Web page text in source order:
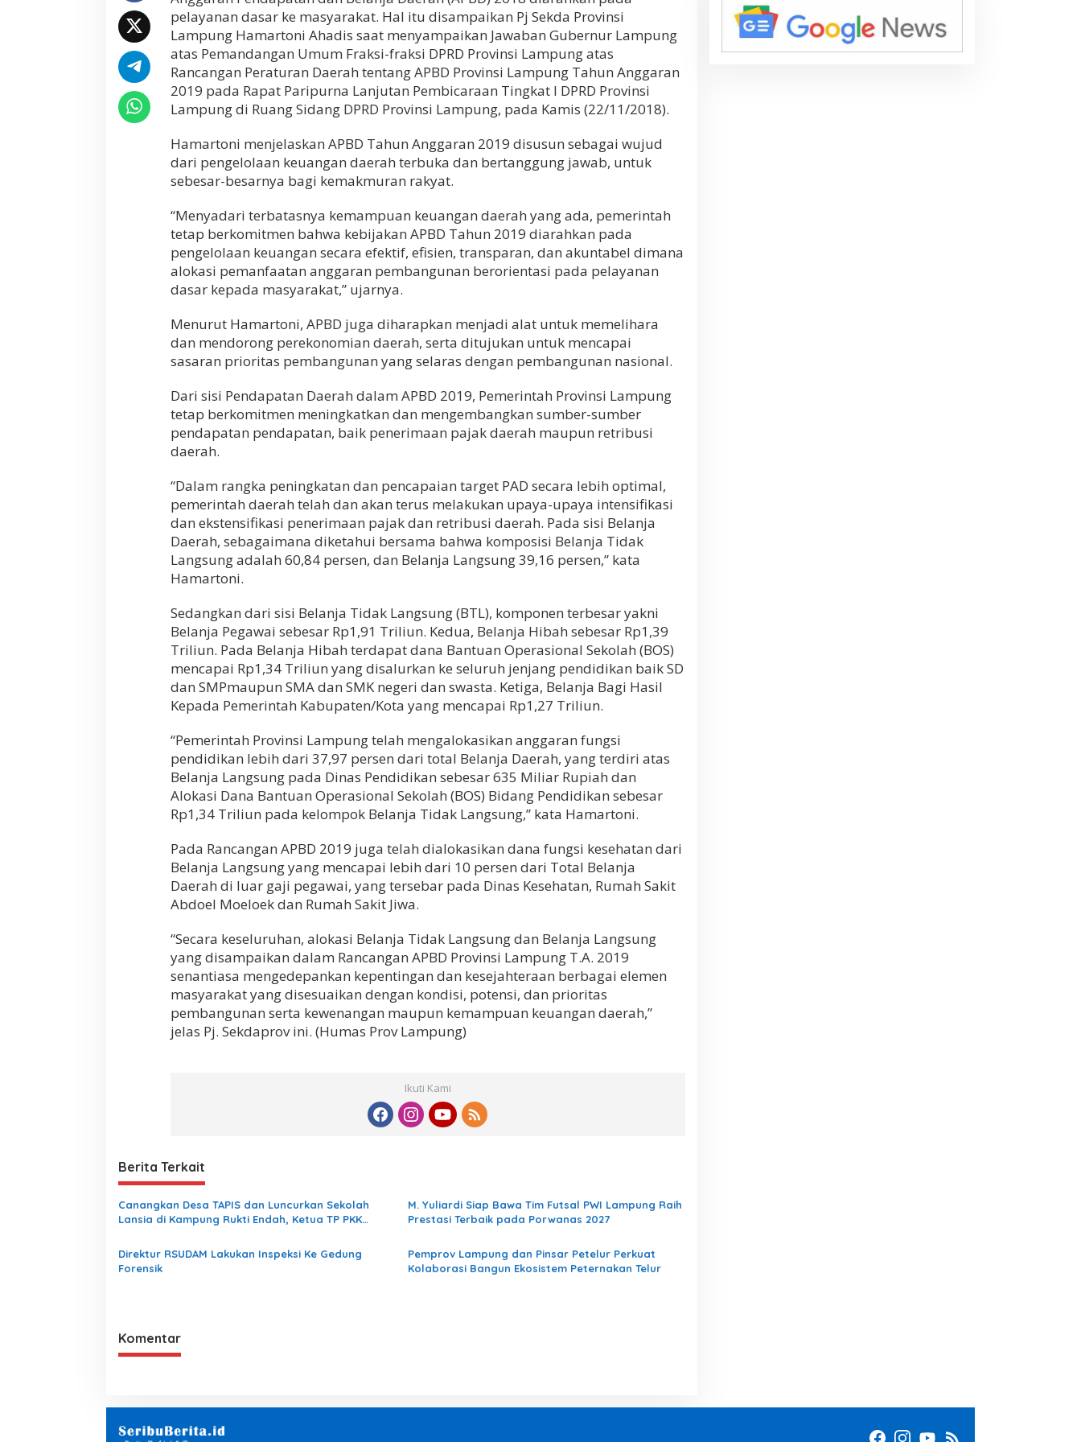
y
a
n
a
n
D
s
a
r
k
p
a
d
a
M
a
a
r
a
a
t
pelayanan dasar ke masyarakat. Hal itu disampaikan Pj Sekda Provinsi
Lampung Hamartoni Ahadis saat menyampaikan Jawaban Gubernur Lampung
atas Pemandangan Umum Fraksi-fraksi DPRD Provinsi Lampung atas
Rancangan Peraturan Daerah tentang APBD Provinsi Lampung Tahun Anggaran
2019 pada Rapat Paripurna Lanjutan Pembicaraan Tingkat I DPRD Provinsi
Lampung di Ruang Sidang DPRD Provinsi Lampung, pada Kamis (22/11/2018).
Hamartoni menjelaskan APBD Tahun Anggaran 2019 disusun sebagai wujud
dari pengelolaan keuangan daerah terbuka dan bertanggung jawab, untuk
sebesar-besarnya bagi kemakmuran rakyat.
“Menyadari terbatasnya kemampuan keuangan daerah yang ada, pemerintah
tetap berkomitmen bahwa kebijakan APBD Tahun 2019 diarahkan pada
pengelolaan keuangan secara efektif, efisien, transparan, dan akuntabel dimana
alokasi pemanfaatan anggaran pembangunan berorientasi pada pelayanan
dasar kepada masyarakat,” ujarnya.
Menurut Hamartoni, APBD juga diharapkan menjadi alat untuk memelihara
dan mendorong perekonomian daerah, serta ditujukan untuk mencapai
sasaran prioritas pembangunan yang selaras dengan pembangunan nasional.
Dari sisi Pendapatan Daerah dalam APBD 2019, Pemerintah Provinsi Lampung
tetap berkomitmen meningkatkan dan mengembangkan sumber-sumber
pendapatan pendapatan, baik penerimaan pajak daerah maupun retribusi
daerah.
“Dalam rangka peningkatan dan pencapaian target PAD secara lebih optimal,
pemerintah daerah telah dan akan terus melakukan upaya-upaya intensifikasi
dan ekstensifikasi penerimaan pajak dan retribusi daerah. Pada sisi Belanja
Daerah, sebagaimana diketahui bersama bahwa komposisi Belanja Tidak
Langsung adalah 60,84 persen, dan Belanja Langsung 39,16 persen,” kata
Hamartoni.
Sedangkan dari sisi Belanja Tidak Langsung (BTL), komponen terbesar yakni
Belanja Pegawai sebesar Rp1,91 Triliun. Kedua, Belanja Hibah sebesar Rp1,39
Triliun. Pada Belanja Hibah terdapat dana Bantuan Operasional Sekolah (BOS)
mencapai Rp1,34 Triliun yang disalurkan ke seluruh jenjang pendidikan baik SD
dan SMPmaupun SMA dan SMK negeri dan swasta. Ketiga, Belanja Bagi Hasil
Kepada Pemerintah Kabupaten/Kota yang mencapai Rp1,27 Triliun.
“Pemerintah Provinsi Lampung telah mengalokasikan anggaran fungsi
pendidikan lebih dari 37,97 persen dari total Belanja Daerah, yang terdiri atas
Belanja Langsung pada Dinas Pendidikan sebesar 635 Miliar Rupiah dan
Alokasi Dana Bantuan Operasional Sekolah (BOS) Bidang Pendidikan sebesar
Rp1,34 Triliun pada kelompok Belanja Tidak Langsung,” kata Hamartoni.
Pada Rancangan APBD 2019 juga telah dialokasikan dana fungsi kesehatan dari
Belanja Langsung yang mencapai lebih dari 10 persen dari Total Belanja
Daerah di luar gaji pegawai, yang tersebar pada Dinas Kesehatan, Rumah Sakit
Abdoel Moeloek dan Rumah Sakit Jiwa.
“Secara keseluruhan, alokasi Belanja Tidak Langsung dan Belanja Langsung
yang disampaikan dalam Rancangan APBD Provinsi Lampung T.A. 2019
senantiasa mengedepankan kepentingan dan kesejahteraan berbagai elemen
masyarakat yang disesuaikan dengan kondisi, potensi, dan prioritas
pembangunan serta kewenangan maupun kemampuan keuangan daerah,”
jelas Pj. Sekdaprov ini. (Humas Prov Lampung)
Ikuti Kami
Berita Terkait
Canangkan Desa TAPIS dan Luncurkan Sekolah
Lansia di Kampung Rukti Endah, Ketua TP PKK
Desa
M. Yuliardi Siap Bawa Tim Futsal PWI Lampung Raih
Prestasi Terbaik pada Porwanas 2027
Direktur RSUDAM Lakukan Inspeksi Ke Gedung
Forensik
Pemprov Lampung dan Pinsar Petelur Perkuat
Kolaborasi Bangun Ekosistem Peternakan Telur
Komentar